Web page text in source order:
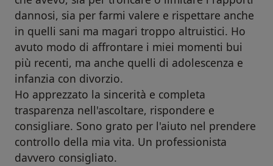
dannosi, sia per farmi valere e rispettare anche
in quelli sani ma magari troppo altruistici. Ho
avuto modo di affrontare i miei momenti bui
più recenti, ma anche quelli di adolescenza e
infanzia con divorzio.
Ho apprezzato la sincerità e completa
trasparenza nell'ascoltare, rispondere e
consigliare. Sono grato per l'aiuto nel prendere
controllo della mia vita. Un professionista
davvero consigliato.